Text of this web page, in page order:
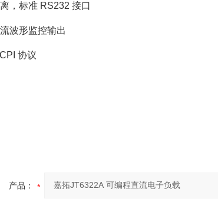
，标准 RS232 接口
波形监控输出
协议
产品：